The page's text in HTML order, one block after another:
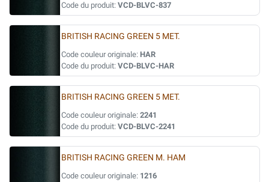
Code du produit: VCD-BLVC-837
BRITISH RACING GREEN 5 MET.
Code couleur originale: HAR
Code du produit: VCD-BLVC-HAR
BRITISH RACING GREEN 5 MET.
Code couleur originale: 2241
Code du produit: VCD-BLVC-2241
BRITISH RACING GREEN M. HAM
Code couleur originale: 1216